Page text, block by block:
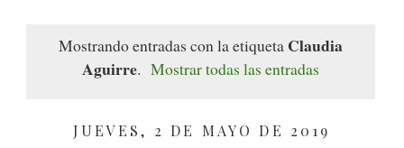
Mostrando entradas con la etiqueta Claudia
Aguirre. Mostrar todas las entradas
JUEVES, 2 DE MAYO DE 2019